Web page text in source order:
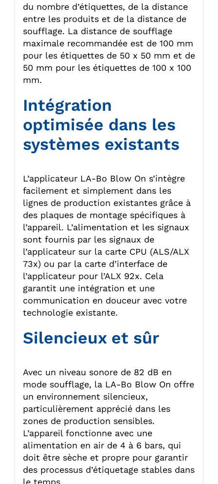
du nombre d’étiquettes, de la distance
entre les produits et de la distance de
soufflage. La distance de soufflage
maximale recommandée est de 100 mm
pour les étiquettes de 50 x 50 mm et de
50 mm pour les étiquettes de 100 x 100
mm.
Intégration
optimisée dans les
systèmes existants
L’applicateur LA-Bo Blow On s’intègre
facilement et simplement dans les
lignes de production existantes grâce à
des plaques de montage spécifiques à
l’appareil. L’alimentation et les signaux
sont fournis par les signaux de
l’applicateur sur la carte CPU (ALS/ALX
73x) ou par la carte d’interface de
l’applicateur pour l’ALX 92x. Cela
garantit une intégration et une
communication en douceur avec votre
technologie existante.
Silencieux et sûr
Avec un niveau sonore de 82 dB en
mode soufflage, la LA-Bo Blow On offre
un environnement silencieux,
particulièrement apprécié dans les
zones de production sensibles.
L’appareil fonctionne avec une
alimentation en air de 4 à 6 bars, qui
doit être sèche et propre pour garantir
des processus d’étiquetage stables dans
le temps.